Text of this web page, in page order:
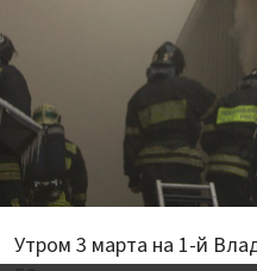
Утром 3 марта на 1-й